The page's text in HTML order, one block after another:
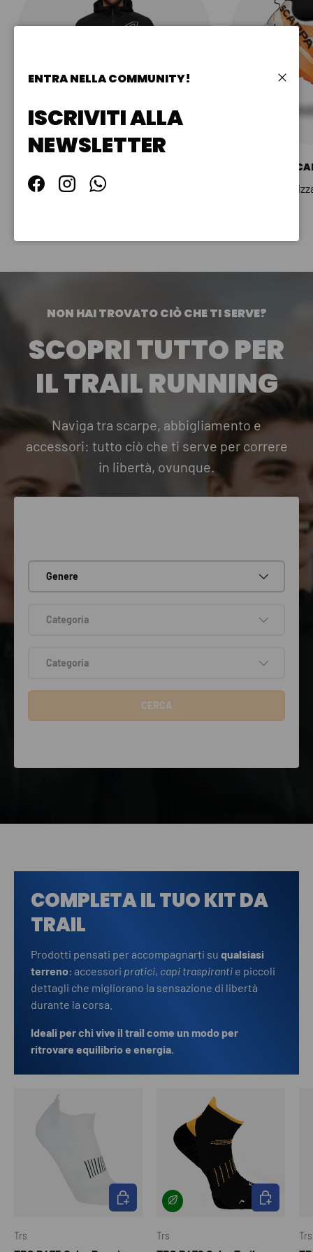
Visualizza collezione
NON HAI TROVATO CIÒ CHE TI SERVE?
SCOPRI TUTTO PER
IL TRAIL RUNNING
Naviga tra scarpe, abbigliamento e
accessori: tutto ciò che ti serve per correre
in libertà, ovunque.
Genere
Categoria
Categoria
CERCA
COMPLETA IL TUO KIT DA
TRAIL
Prodotti pensati per accompagnarti su qualsiasi
terreno: accessori pratici, capi traspiranti e piccoli
dettagli che migliorano la sensazione di libertà
durante la corsa.
Ideali per chi vive il trail come un modo per
ritrovare equilibrio e energia.
Trs
SCEGLI OPZIONI
Trs
SCEGLI
Trs
ENTRA NELLA COMMUNITY!
ISCRIVITI ALLA
NEWSLETTER
FacebookInstagramWhatsApp